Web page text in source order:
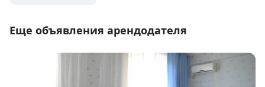
Еще объявления арендодателя